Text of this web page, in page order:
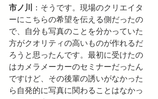
市ノ川
：そうです。現場のクリエイタ
ーにこちらの希望を伝える側だったの
で、自分も写真のことを分かっていた
方がクオリティの高いものが作れるだ
ろうと思ったんです。最初に受けたの
はカメラメーカーのセミナーだったん
ですけど、その後輩の誘いがなかった
ら自発的に写真に関わることはなかっ